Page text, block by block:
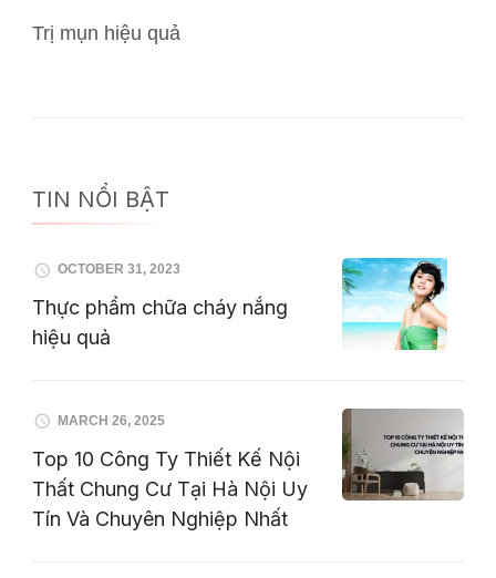
Trị mụn hiệu quả
TIN NỔI BẬT
OCTOBER 31, 2023
Thực phẩm chữa cháy nắng
hiệu quả
MARCH 26, 2025
Top 10 Công Ty Thiết Kế Nội
Thất Chung Cư Tại Hà Nội Uy
Tín Và Chuyên Nghiệp Nhất